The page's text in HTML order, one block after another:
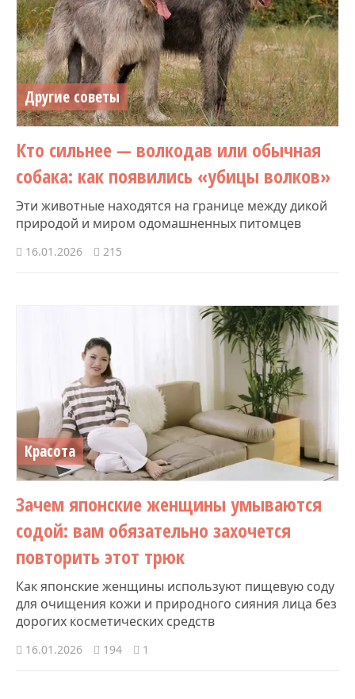
Другие советы
Кто сильнее — волкодав или обычная
собака: как появились «убицы волков»
Эти животные находятся на границе между дикой
природой и миром одомашненных питомцев
16.01.2026 215
Красота
Зачем японские женщины умываются
содой: вам обязательно захочется
повторить этот трюк
Как японские женщины используют пищевую соду
для очищения кожи и природного сияния лица без
дорогих косметических средств
16.01.2026 194 1